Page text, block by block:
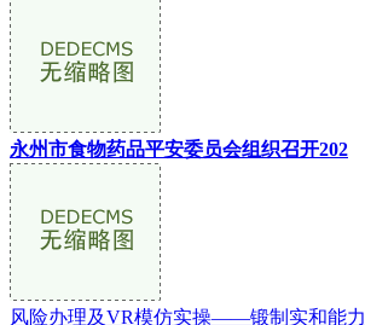
永州市食物药品平安委员会组织召开202
风险办理及VR模仿实操——锻制实和能力